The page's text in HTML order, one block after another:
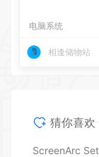
电脑系统
相逢储物站
猜你喜欢
ScreenArc